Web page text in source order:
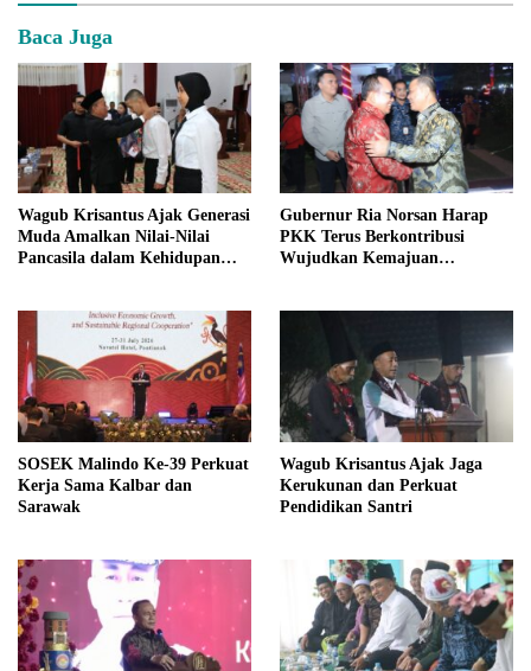
Baca Juga
Wagub Krisantus Ajak Generasi
Muda Amalkan Nilai-Nilai
Pancasila dalam Kehidupan
Gubernur Ria Norsan Harap
PKK Terus Berkontribusi
Wujudkan Kemajuan
SOSEK Malindo Ke-39 Perkuat
Kerja Sama Kalbar dan
Sarawak
Wagub Krisantus Ajak Jaga
Kerukunan dan Perkuat
Pendidikan Santri